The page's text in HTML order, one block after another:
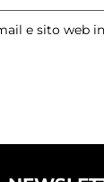
e sito web